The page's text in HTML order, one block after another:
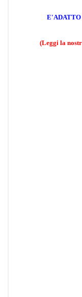
E'ADATTO
(Leggi la